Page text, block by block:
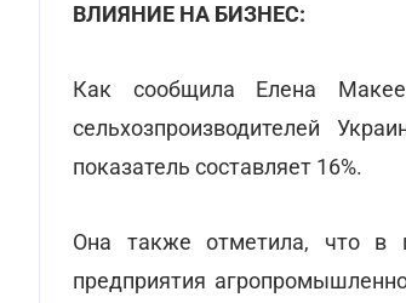
ВЛИЯНИЕ НА БИЗНЕС:
Как сообщила Елена
сельхозпроизводителей
показатель составляет 16%.
Она также отметила, что в
предприятия